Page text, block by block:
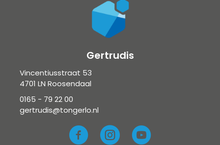
Gertrudis
Vincentiusstraat 53
4701 LN Roosendaal
0165 - 79 22 00
gertrudis@tongerlo.nl